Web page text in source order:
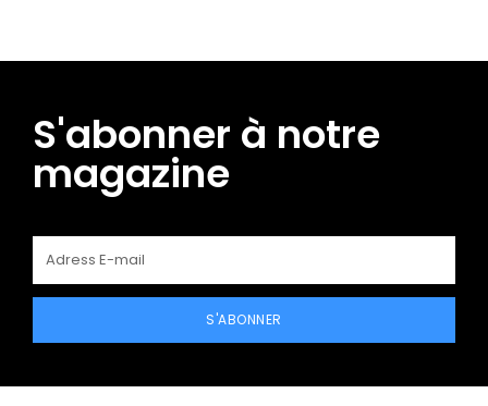
S'abonner à notre
magazine
S'ABONNER